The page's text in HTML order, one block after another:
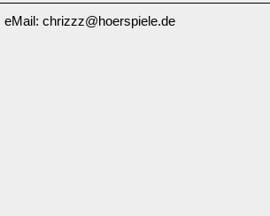
| eMail: chrizzz@hoerspiele.de